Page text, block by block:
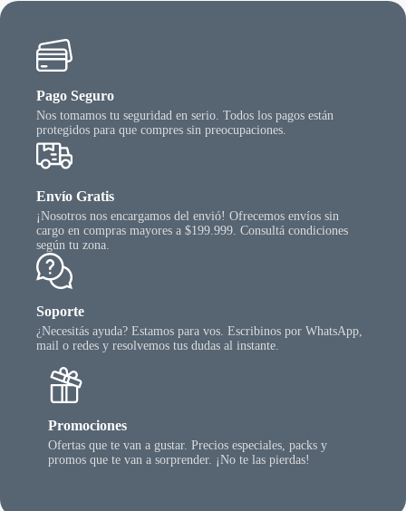
Pago Seguro
Nos tomamos tu seguridad en serio. Todos los pagos están
protegidos para que compres sin preocupaciones.
Envío Gratis
¡Nosotros nos encargamos del envió! Ofrecemos envíos sin
cargo en compras mayores a $199.999. Consultá condiciones
según tu zona.
Soporte
¿Necesitás ayuda? Estamos para vos. Escribinos por WhatsApp,
mail o redes y resolvemos tus dudas al instante.
Promociones
Ofertas que te van a gustar. Precios especiales, packs y
promos que te van a sorprender. ¡No te las pierdas!